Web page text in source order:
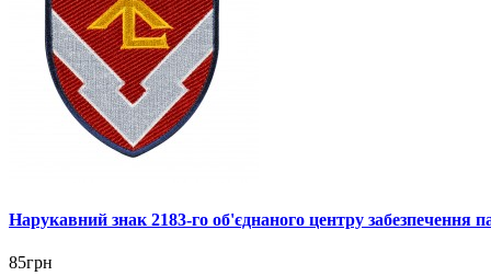
Нарукавний знак 2183-го об'єднаного центру забезпечення
85грн